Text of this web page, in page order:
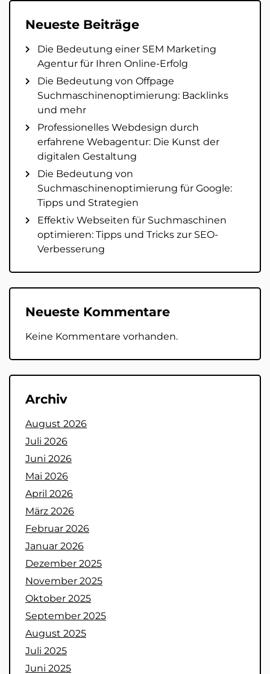
Neueste Beiträge
Die Bedeutung einer SEM Marketing
Agentur für Ihren Online-Erfolg
Die Bedeutung von Offpage
Suchmaschinenoptimierung: Backlinks
und mehr
Professionelles Webdesign durch
erfahrene Webagentur: Die Kunst der
digitalen Gestaltung
Die Bedeutung von
Suchmaschinenoptimierung für Google:
Tipps und Strategien
Effektiv Webseiten für Suchmaschinen
optimieren: Tipps und Tricks zur SEO-
Verbesserung
Neueste Kommentare
Keine Kommentare vorhanden.
Archiv
August 2026
Juli 2026
Juni 2026
Mai 2026
April 2026
März 2026
Februar 2026
Januar 2026
Dezember 2025
November 2025
Oktober 2025
September 2025
August 2025
Juli 2025
Juni 2025